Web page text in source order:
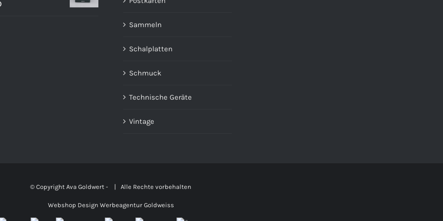
Sammeln
Schalplatten
Schmuck
Technische Geräte
Vintage
© Copyright Ava Goldwert - | Alle Rechte vorbehalten
Webshop Design Werbeagentur Goldweiss